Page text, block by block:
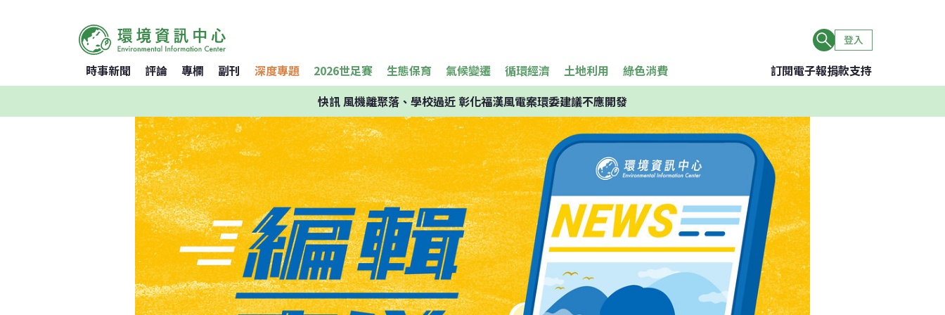
登入
時事新聞 評論 專欄 副刊 深度專題 2026世足賽 生態保育 氣候變遷 循環經濟 土地利用 綠色消費 訂閱電子報捐款支持
快訊風機離聚落、學校過近 彰化福漢風電案環委建議不應開發